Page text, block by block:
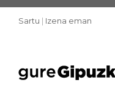
Sartu | Izena eman